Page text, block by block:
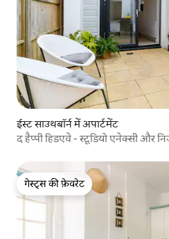
ईस्ट साउथबॉर्न में अपार्टमेंट
द हैप्पी हिडएवे - स्टूडियो एनेक्सी और
गेस्ट्स की फ़ेवरेट
गेस्ट्स की फ़ेवरेट